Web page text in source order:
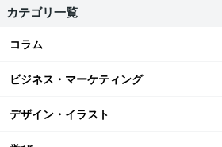
カテゴリ一覧
コラム
ビジネス・マーケティング
デザイン・イラスト